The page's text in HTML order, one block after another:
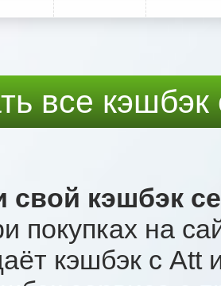
все
свой кэшбэк
покупках на
кэшбэк с Att